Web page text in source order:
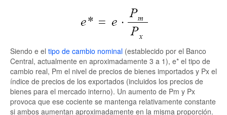
Siendo e el tipo de cambio nominal (establecido por el Banco
Central, actualmente en aproximadamente 3 a 1), e* el tipo de
cambio real, Pm el nivel de precios de bienes importados y Px el
índice de precios de los exportados (incluidos los precios de
bienes para el mercado interno). Un aumento de Pm y Px
provoca que ese cociente se mantenga relativamente constante
si ambos aumentan aproximadamente en la misma proporción.